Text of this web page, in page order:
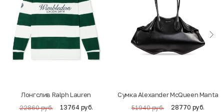
Лонгслив Ralph Lauren
22860 руб. 13764 руб.
Cумка Alexander McQueen Manta
51940 руб. 28770 руб.